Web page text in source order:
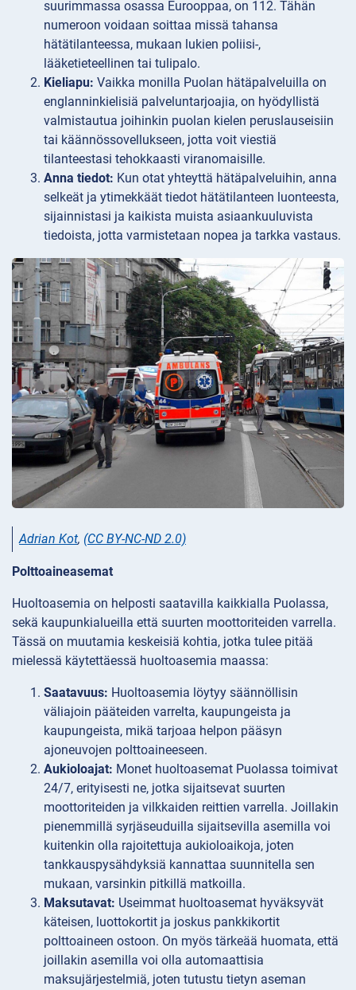
suurimmassa osassa Eurooppaa, on 112. Tähän
numeroon voidaan soittaa missä tahansa
hätätilanteessa, mukaan lukien poliisi-,
lääketieteellinen tai tulipalo.
Kieliapu: Vaikka monilla Puolan hätäpalveluilla on
englanninkielisiä palveluntarjoajia, on hyödyllistä
valmistautua joihinkin puolan kielen peruslauseisiin
tai käännössovellukseen, jotta voit viestiä
tilanteestasi tehokkaasti viranomaisille.
Anna tiedot: Kun otat yhteyttä hätäpalveluihin, anna
selkeät ja ytimekkäät tiedot hätätilanteen luonteesta,
sijainnistasi ja kaikista muista asiaankuuluvista
tiedoista, jotta varmistetaan nopea ja tarkka vastaus.
Adrian Kot, (CC BY-NC-ND 2.0)
Polttoaineasemat
Huoltoasemia on helposti saatavilla kaikkialla Puolassa,
sekä kaupunkialueilla että suurten moottoriteiden varrella.
Tässä on muutamia keskeisiä kohtia, jotka tulee pitää
mielessä käytettäessä huoltoasemia maassa:
Saatavuus: Huoltoasemia löytyy säännöllisin
väliajoin pääteiden varrelta, kaupungeista ja
kaupungeista, mikä tarjoaa helpon pääsyn
ajoneuvojen polttoaineeseen.
Aukioloajat: Monet huoltoasemat Puolassa toimivat
24/7, erityisesti ne, jotka sijaitsevat suurten
moottoriteiden ja vilkkaiden reittien varrella. Joillakin
pienemmillä syrjäseuduilla sijaitsevilla asemilla voi
kuitenkin olla rajoitettuja aukioloaikoja, joten
tankkauspysähdyksiä kannattaa suunnitella sen
mukaan, varsinkin pitkillä matkoilla.
Maksutavat: Useimmat huoltoasemat hyväksyvät
käteisen, luottokortit ja joskus pankkikortit
polttoaineen ostoon. On myös tärkeää huomata, että
joillakin asemilla voi olla automaattisia
maksujärjestelmiä, joten tutustu tietyn aseman